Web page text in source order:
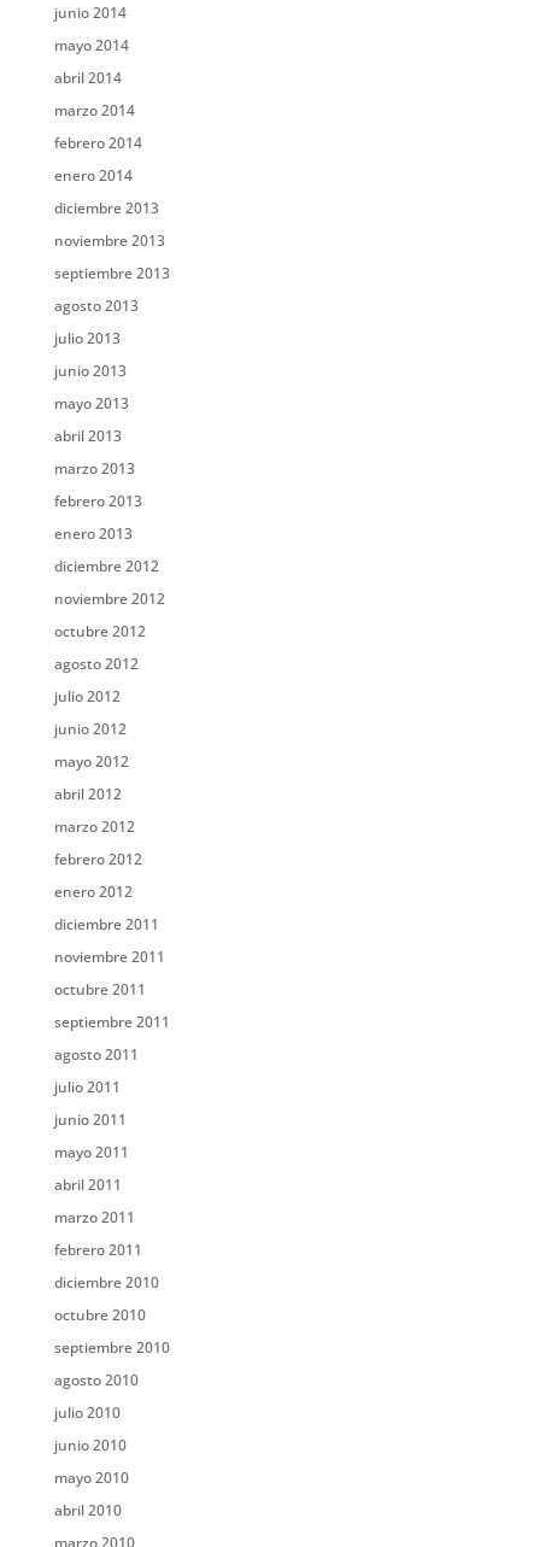
junio 2014
mayo 2014
abril 2014
marzo 2014
febrero 2014
enero 2014
diciembre 2013
noviembre 2013
septiembre 2013
agosto 2013
julio 2013
junio 2013
mayo 2013
abril 2013
marzo 2013
febrero 2013
enero 2013
diciembre 2012
noviembre 2012
octubre 2012
agosto 2012
julio 2012
junio 2012
mayo 2012
abril 2012
marzo 2012
febrero 2012
enero 2012
diciembre 2011
noviembre 2011
octubre 2011
septiembre 2011
agosto 2011
julio 2011
junio 2011
mayo 2011
abril 2011
marzo 2011
febrero 2011
diciembre 2010
octubre 2010
septiembre 2010
agosto 2010
julio 2010
junio 2010
mayo 2010
abril 2010